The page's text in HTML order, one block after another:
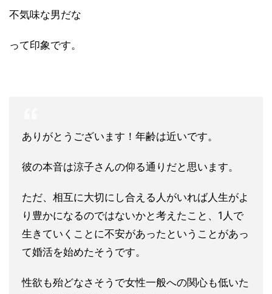
不気味な男だな
って印象です。
ありがとうございます！年齢は近いです。
彼の本音は涼子さんの仰る通りだと思います。
ただ、相互に大切にし合える人がいれば人生がよ
り豊かになるのではないかと考えたこと、1人で
生きていくことに不安があったということがあっ
て婚活を始めたそうです。
性欲も殆どなさそうで女性一般への関心も低いた